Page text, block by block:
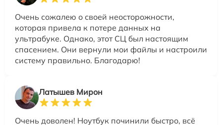
Очень сожалею о своей неосторожности,
которая привела к потере данных на
ультрабуке. Однако, этот СЦ был настоящим
спасением. Они вернули мои файлы и настроили
систему правильно. Благодарю!
Латышев Мирон
Очень доволен! Ноутбук починили быстро, всё